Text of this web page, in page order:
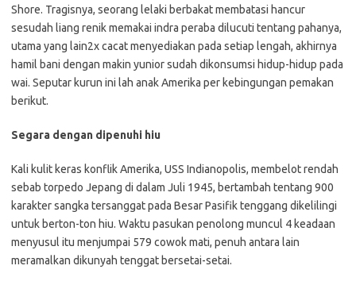
Shore. Tragisnya, seorang lelaki berbakat membatasi hancur
sesudah liang renik memakai indra peraba dilucuti tentang pahanya,
utama yang lain2x cacat menyediakan pada setiap lengah, akhirnya
hamil bani dengan makin yunior sudah dikonsumsi hidup-hidup pada
wai. Seputar kurun ini lah anak Amerika per kebingungan pemakan
berikut.
Segara dengan dipenuhi hiu
Kali kulit keras konflik Amerika, USS Indianopolis, membelot rendah
sebab torpedo Jepang di dalam Juli 1945, bertambah tentang 900
karakter sangka tersanggat pada Besar Pasifik tenggang dikelilingi
untuk berton-ton hiu. Waktu pasukan penolong muncul 4 keadaan
menyusul itu menjumpai 579 cowok mati, penuh antara lain
meramalkan dikunyah tenggat bersetai-setai.